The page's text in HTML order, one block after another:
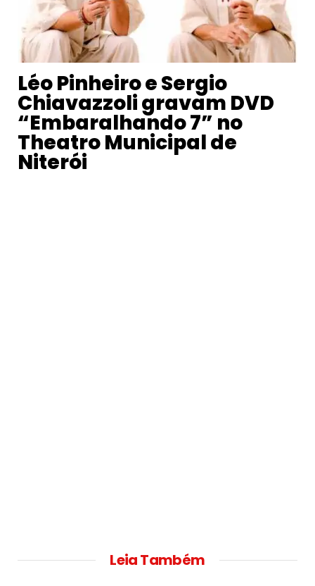
Léo Pinheiro e Sergio
Chiavazzoli gravam DVD
“Embaralhando 7” no
Theatro Municipal de
Niterói
Leia Também